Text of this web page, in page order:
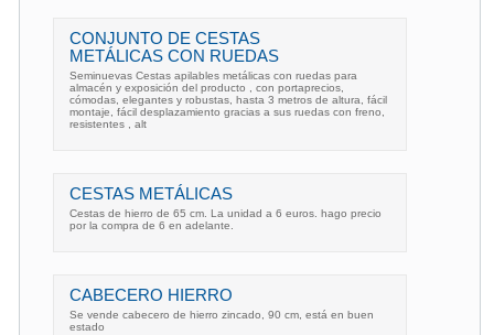
CONJUNTO DE CESTAS
METÁLICAS CON RUEDAS
Seminuevas Cestas apilables metálicas con ruedas para
almacén y exposición del producto , con portaprecios,
cómodas, elegantes y robustas, hasta 3 metros de altura, fácil
montaje, fácil desplazamiento gracias a sus ruedas con freno,
resistentes , alt
CESTAS METÁLICAS
Cestas de hierro de 65 cm. La unidad a 6 euros. hago precio
por la compra de 6 en adelante.
CABECERO HIERRO
Se vende cabecero de hierro zincado, 90 cm, está en buen
estado